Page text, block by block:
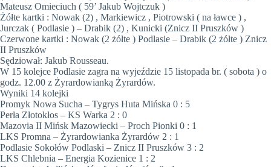
Mateusz Omieciuch ( 59’ Jakub Wojtczuk )
Żółte kartki : Nowak (2) , Markiewicz , Piotrowski ( na ławce ) ,
Jurczak ( Podlasie ) – Drabik (2) , Kunicki (Znicz II Pruszków )
Czerwone kartki : Nowak (2 żółte ) Podlasie – Drabik (2 żółte ) Znicz
II Pruszków
Sędziował: Jakub Rousseau.
W 15 kolejce Podlasie zagra na wyjeździe 15 listopada br. ( sobota ) o
godz. 12.00 z Żyrardowianką Żyrardów.
Wyniki 14 kolejki
Promyk Nowa Sucha – Tygrys Huta Mińska 0 : 5
Perła Złotokłos – KS Warka 2 : 0
Mazovia II Mińsk Mazowiecki – Proch Pionki 0 : 1
LKS Promna – Żyrardowianka Żyrardów 2 : 1
Podlasie Sokołów Podlaski – Znicz II Pruszków 3 : 2
LKS Chlebnia – Energia Kozienice 1 : 2